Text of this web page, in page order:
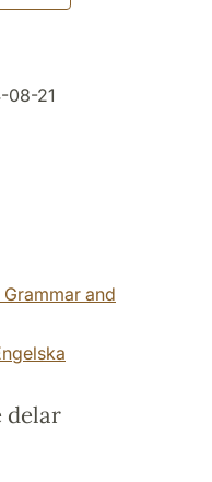
08-21
and
delar